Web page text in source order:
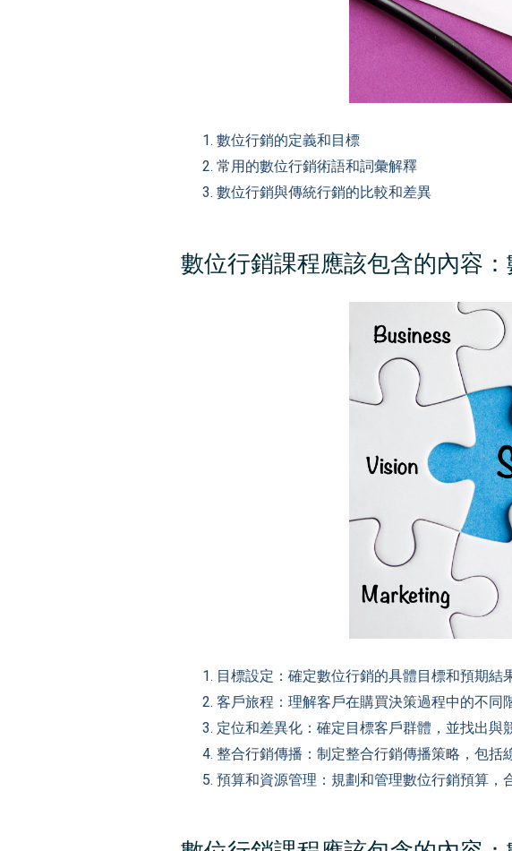
數位行銷的定義和目標
常用的數位行銷術語和詞彙解釋
數位行銷與傳統行銷的比較和差異
數位行銷課程應該包含的內容
目標設定：確定數位行銷的具體目標和預期結
客戶旅程：理解客戶在購買決策過程中的不同
定位和差異化：確定目標客戶群體，並找出與
整合行銷傳播：制定整合行銷傳播策略，包括
預算和資源管理：規劃和管理數位行銷預算，